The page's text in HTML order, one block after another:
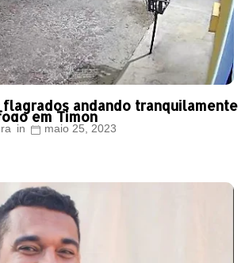
flagrados andando tranquilamente
em Timon
maio 25, 2023